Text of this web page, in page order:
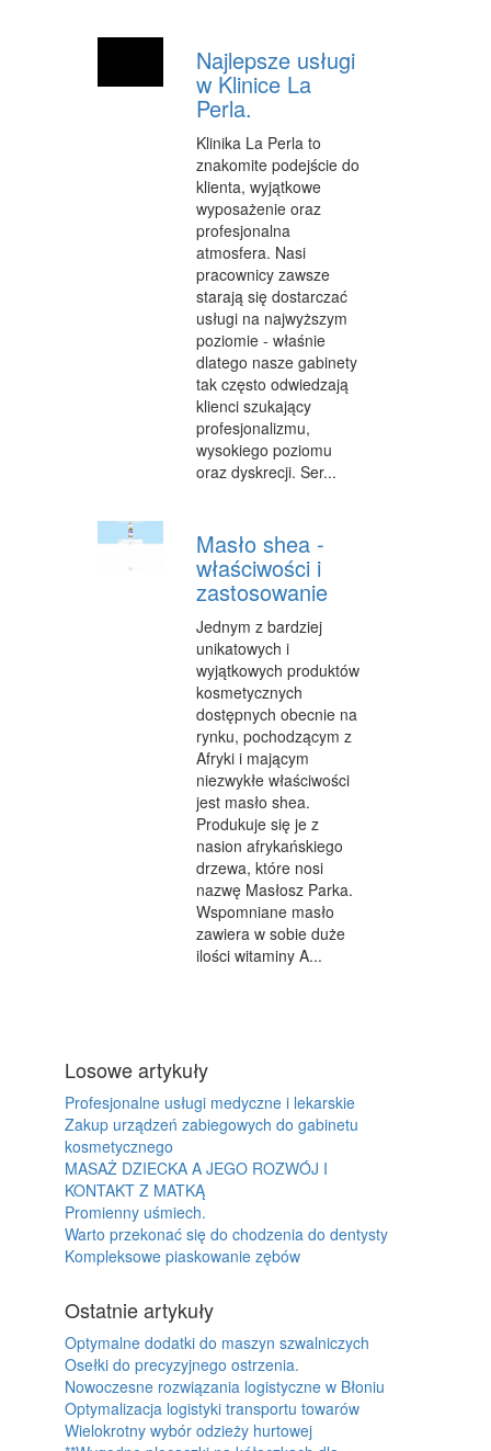
Najlepsze usługi
w Klinice La
Perla.
Klinika La Perla to
znakomite podejście do
klienta, wyjątkowe
wyposażenie oraz
profesjonalna
atmosfera. Nasi
pracownicy zawsze
starają się dostarczać
usługi na najwyższym
poziomie - właśnie
dlatego nasze gabinety
tak często odwiedzają
klienci szukający
profesjonalizmu,
wysokiego poziomu
oraz dyskrecji. Ser...
Masło shea -
właściwości i
zastosowanie
Jednym z bardziej
unikatowych i
wyjątkowych produktów
kosmetycznych
dostępnych obecnie na
rynku, pochodzącym z
Afryki i mającym
niezwykłe właściwości
jest masło shea.
Produkuje się je z
nasion afrykańskiego
drzewa, które nosi
nazwę Masłosz Parka.
Wspomniane masło
zawiera w sobie duże
ilości witaminy A...
Losowe artykuły
Profesjonalne usługi medyczne i lekarskie
Zakup urządzeń zabiegowych do gabinetu
kosmetycznego
MASAŻ DZIECKA A JEGO ROZWÓJ I
KONTAKT Z MATKĄ
Promienny uśmiech.
Warto przekonać się do chodzenia do dentysty
Kompleksowe piaskowanie zębów
Ostatnie artykuły
Optymalne dodatki do maszyn szwalniczych
Osełki do precyzyjnego ostrzenia.
Nowoczesne rozwiązania logistyczne w Błoniu
Optymalizacja logistyki transportu towarów
Wielokrotny wybór odzieży hurtowej